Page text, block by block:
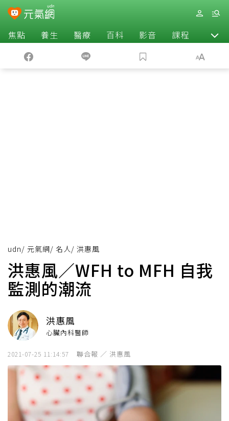
焦點 養生 醫療 百科 影音 課程 退休
udn/ 元氣網/ 名人/ 洪惠風
洪惠風／WFH to MFH 自我
監測的潮流
洪惠風
心臟內科醫師
2021-07-25 11:14:57 聯合報 ／ 洪惠風